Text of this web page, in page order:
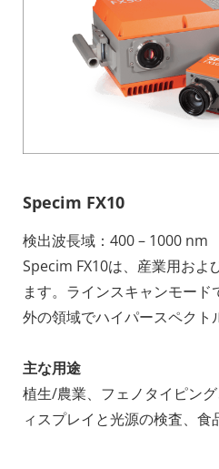
Specim FX10
検出波長域：400 – 1000 nm
Specim FX10は、産業用およ
ます。ラインスキャンモー
外の領域でハイパースペクト
主な用途
植生/農業、フェノタイピン
ィスプレイと光源の検査、食